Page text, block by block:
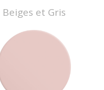
Beiges et Gris